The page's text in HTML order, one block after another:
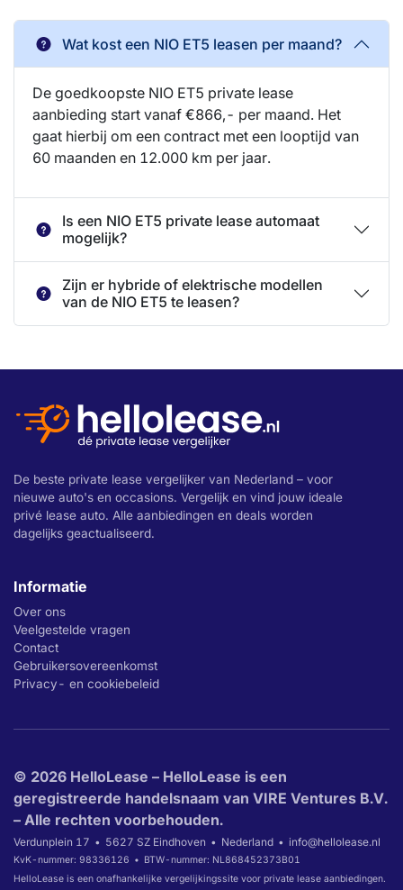
Wat kost een NIO ET5 leasen per maand?
De goedkoopste NIO ET5 private lease
aanbieding start vanaf €866,- per maand. Het
gaat hierbij om een contract met een looptijd van
60 maanden en 12.000 km per jaar.
Is een NIO ET5 private lease automaat
mogelijk?
Zijn er hybride of elektrische modellen
van de NIO ET5 te leasen?
De beste private lease vergelijker van Nederland – voor
nieuwe auto's en occasions. Vergelijk en vind jouw ideale
privé lease auto. Alle aanbiedingen en deals worden
dagelijks geactualiseerd.
Informatie
Over ons
Veelgestelde vragen
Contact
Gebruikersovereenkomst
Privacy- en cookiebeleid
© 2026 HelloLease – HelloLease is een
geregistreerde handelsnaam van VIRE Ventures B.V.
– Alle rechten voorbehouden.
Verdunplein 17 5627 SZ Eindhoven Nederland info@hellolease.nl
KvK-nummer: 98336126
BTW-nummer: NL868452373B01
HelloLease is een onafhankelijke vergelijkingssite voor private lease aanbiedingen.